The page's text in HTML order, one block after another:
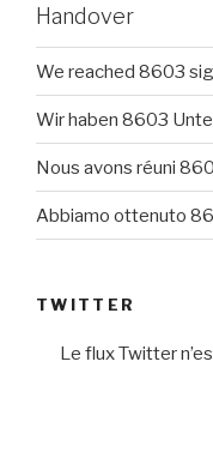
Handover
We reached 8603
Wir haben 8603
Nous avons réuni
Abbiamo ottenuto
TWITTER
Le flux Twitter